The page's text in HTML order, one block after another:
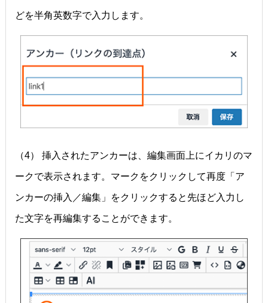
どを半角英数字で入力します。
（4） 挿入されたアンカーは、編集画面上にイカリのマ
ークで表示されます。マークをクリックして再度「ア
ンカーの挿入／編集」をクリックすると先ほど入力し
た文字を再編集することができます。